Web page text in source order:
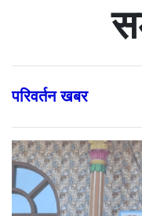
परिवर्तन खबर